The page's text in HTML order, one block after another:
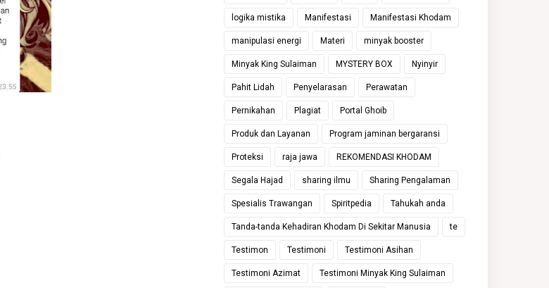
logika mistika Manifestasi Manifestasi Khodam
manipulasi energi Materi minyak booster
Minyak King Sulaiman MYSTERY BOX Nyinyir
Pahit Lidah Penyelarasan Perawatan
Pernikahan Plagiat Portal Ghoib
Produk dan Layanan Program jaminan bergaransi
Proteksi raja jawa REKOMENDASI KHODAM
Segala Hajad sharing ilmu Sharing Pengalaman
Spesialis Trawangan Spiritpedia Tahukah anda
Tanda-tanda Kehadiran Khodam Di Sekitar Manusia te
Testimon Testimoni Testimoni Asihan
Testimoni Azimat Testimoni Minyak King Sulaiman